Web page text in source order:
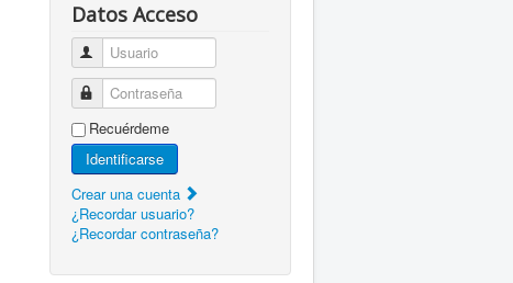
Datos Acceso
Usuario
Contraseña
Recuérdeme
Identificarse
Crear una cuenta
¿Recordar usuario?
¿Recordar contraseña?